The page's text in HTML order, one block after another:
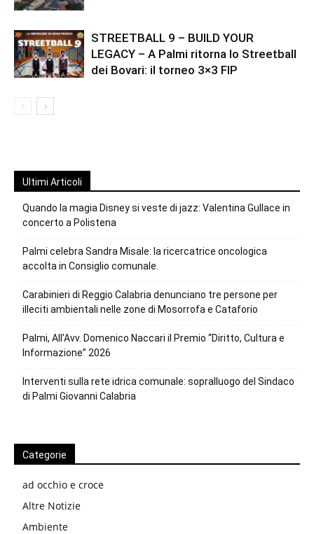
STREETBALL 9 – BUILD YOUR
LEGACY – A Palmi ritorna lo Streetball
dei Bovari: il torneo 3×3 FIP
Ultimi Articoli
Quando la magia Disney si veste di jazz: Valentina Gullace in
concerto a Polistena
Palmi celebra Sandra Misale: la ricercatrice oncologica
accolta in Consiglio comunale.
Carabinieri di Reggio Calabria denunciano tre persone per
illeciti ambientali nelle zone di Mosorrofa e Cataforio
Palmi, All’Avv. Domenico Naccari il Premio “Diritto, Cultura e
Informazione” 2026
Interventi sulla rete idrica comunale: sopralluogo del Sindaco
di Palmi Giovanni Calabria
Categorie
ad occhio e croce
Altre Notizie
Ambiente